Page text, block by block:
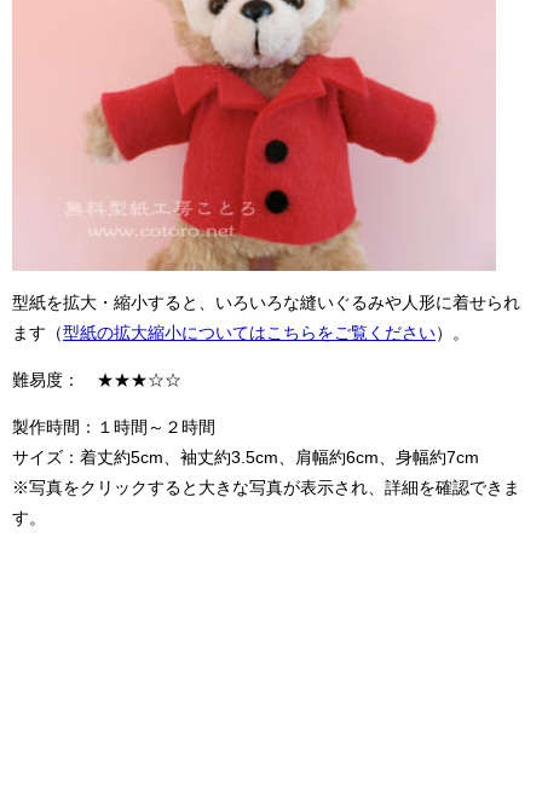
型紙を拡大・縮小すると、いろいろな縫いぐるみや人形に着せられ
ます（型紙の拡大縮小についてはこちらをご覧ください）。
難易度： ★★★☆☆
製作時間：１時間～２時間
サイズ：着丈約5cm、袖丈約3.5cm、肩幅約6cm、身幅約7cm
※写真をクリックすると大きな写真が表示され、詳細を確認できま
す。